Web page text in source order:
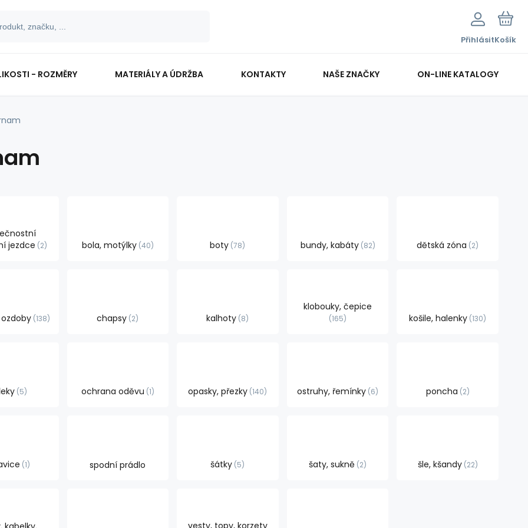
PřihlásitKošík
- ROZMĚRY MATERIÁLY A ÚDRŽBA KONTAKTY NAŠE ZNAČKY ON-LINE KATALOGY
jezdce 2 bola, motýlky 40 boty 78 bundy, kabáty 82 dětská zóna 2
138 chapsy 2 kalhoty 8
klobouky, čepice
165 košile, halenky 130
5 ochrana oděvu 1 opasky, přezky 140 ostruhy, řemínky 6 poncha 2
1 spodní prádlo šátky 5 šaty, sukně 2 šle, kšandy 22
vesty, topy, korzety